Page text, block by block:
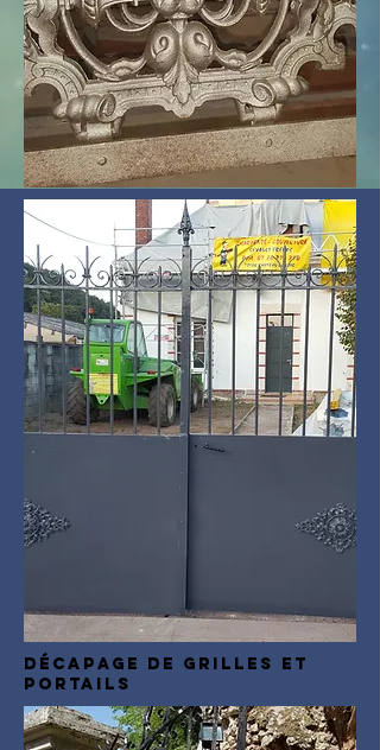
Décapage de grilles et
portails